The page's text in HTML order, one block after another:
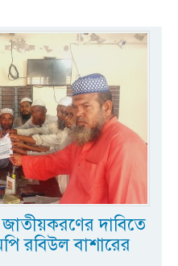
জাতীয়করণের দাবিতে
রবিউল বাশারের